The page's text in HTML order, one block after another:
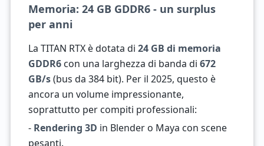
Memoria: 24 GB GDDR6 - un surplus
per anni
La TITAN RTX è dotata di 24 GB di memoria
GDDR6con una larghezza di banda di 672
GB/s(bus da 384 bit). Per il 2025, questo è
ancora un volume impressionante,
soprattutto per compiti professionali:
- Rendering 3D in Blender o Maya con scene
pesanti.